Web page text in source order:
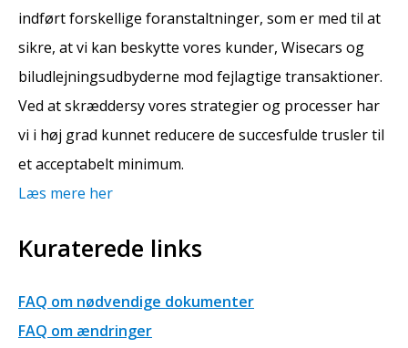
indført forskellige foranstaltninger, som er med til at
sikre, at vi kan beskytte vores kunder, Wisecars og
biludlejningsudbyderne mod fejlagtige transaktioner.
Ved at skræddersy vores strategier og processer har
vi i høj grad kunnet reducere de succesfulde trusler til
et acceptabelt minimum.
Læs mere her
Kuraterede links
FAQ om nødvendige dokumenter
FAQ om ændringer